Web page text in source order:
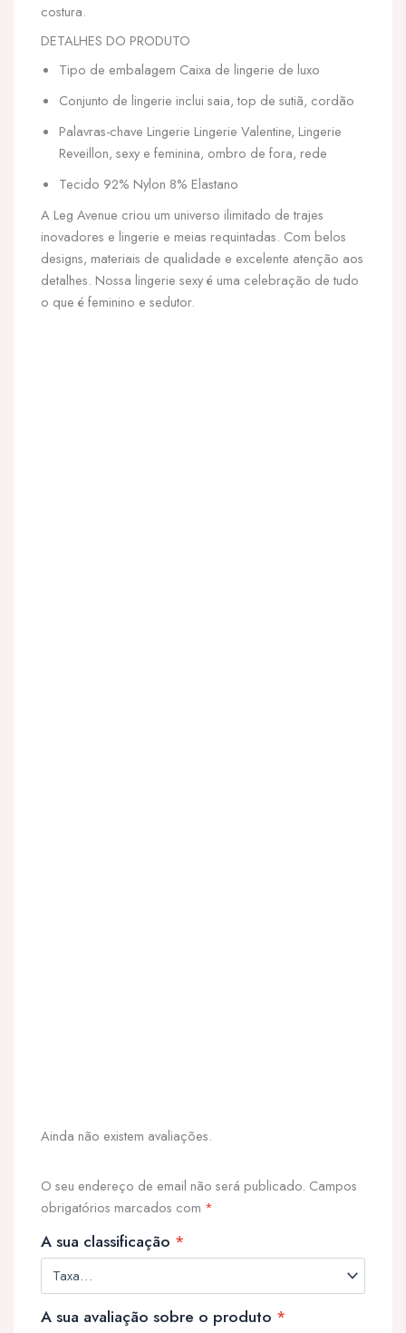
-
PRETO
costura.
DETALHES DO PRODUTO
Tipo de embalagem Caixa de lingerie de luxo
Conjunto de lingerie inclui saia, top de sutiã, cordão
Palavras-chave Lingerie Lingerie Valentine, Lingerie
Reveillon, sexy e feminina, ombro de fora, rede
Tecido 92% Nylon 8% Elastano
A Leg Avenue criou um universo ilimitado de trajes
inovadores e lingerie e meias requintadas. Com belos
designs, materiais de qualidade e excelente atenção aos
detalhes. Nossa lingerie sexy é uma celebração de tudo
o que é feminino e sedutor.
Ainda não existem avaliações.
O seu endereço de email não será publicado. Campos
obrigatórios marcados com *
A sua classificação *
A sua avaliação sobre o produto *